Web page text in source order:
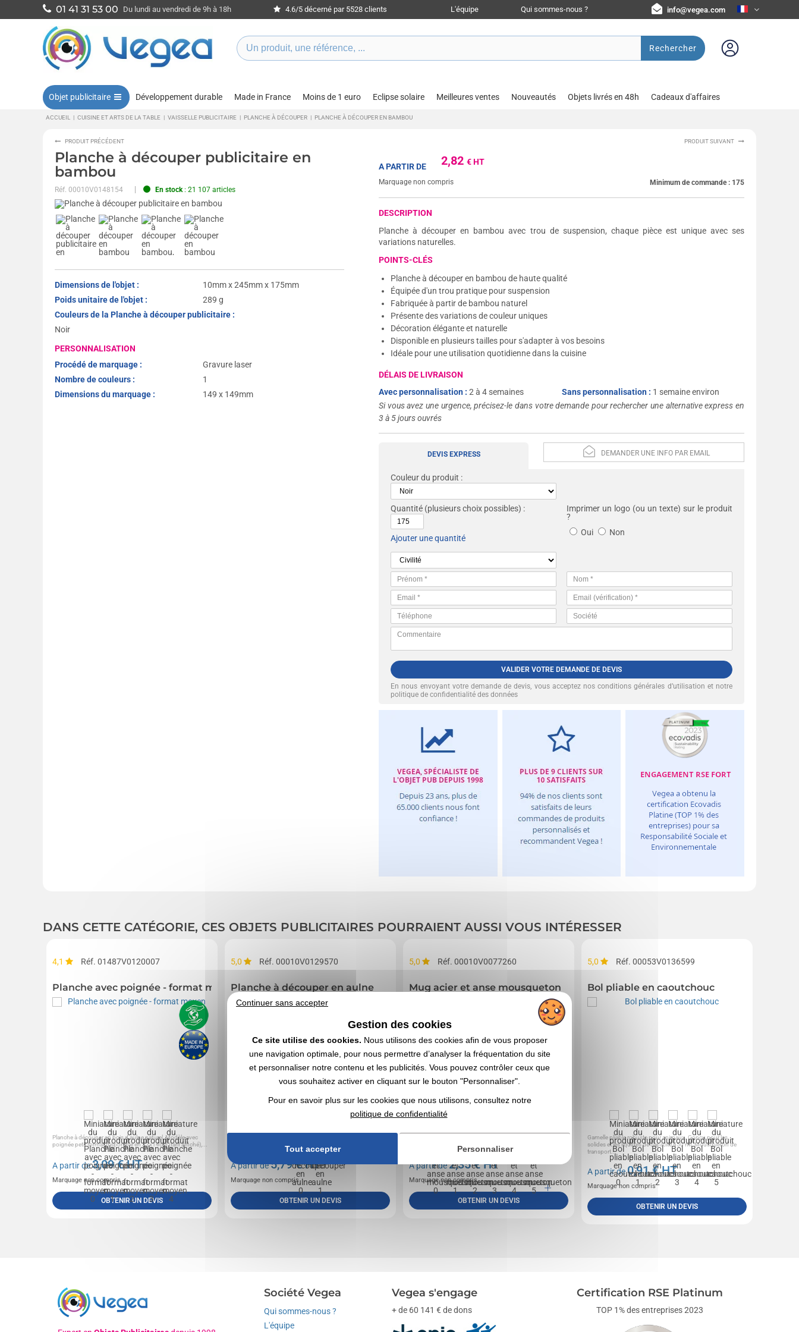
01 41 31 53 00 Du lundi au vendredi de 9h à 18h 4.6/5 décerné par 5528 clients L'équipe Qui sommes-nous ? info@vegea.com
Rechercher
Objet publicitaire Développement durable Made in France Moins de 1 euro Eclipse solaire Meilleures ventes Nouveautés Objets livrés en 48h Cadeaux d'affaires
ACCUEIL | CUISINE ET ARTS DE LA TABLE | VAISSELLE PUBLICITAIRE | PLANCHE À DÉCOUPER | PLANCHE À DÉCOUPER EN BAMBOU
PRODUIT PRÉCÉDENT PRODUIT SUIVANT
Planche à découper publicitaire en
bambou
Réf. 00010V0148154 En stock: 21 107 articles
Dimensions de l'objet :
10mm x 245mm x 175mm
Poids unitaire de l'objet :
289 g
Couleurs de la Planche à découper publicitaire :
Noir
PERSONNALISATION
Procédé de marquage :
Gravure laser
Nombre de couleurs :
1
Dimensions du marquage :
149 x 149mm
2,82€ HT
A PARTIR DE
Marquage non compris Minimum de commande : 175
DESCRIPTION
Planche à découper en bambou avec trou de suspension, chaque pièce est unique avec ses
variations naturelles.
POINTS-CLÉS
Planche à découper en bambou de haute qualité
Équipée d'un trou pratique pour suspension
Fabriquée à partir de bambou naturel
Présente des variations de couleur uniques
Décoration élégante et naturelle
Disponible en plusieurs tailles pour s'adapter à vos besoins
Idéale pour une utilisation quotidienne dans la cuisine
DÉLAIS DE LIVRAISON
Avec personnalisation :2 à 4 semaines Sans personnalisation : 1 semaine environ
Si vous avez une urgence, précisez-le dans votre demande pour rechercher une alternative express en
3 à 5 jours ouvrés
DEMANDER UNE INFO PAR EMAIL
DEVIS EXPRESS
Couleur du produit :
Quantité (plusieurs choix possibles) :
Ajouter une quantité
Imprimer un logo (ou un texte) sur le produit
?
Oui
Non
VALIDER VOTRE DEMANDE DE DEVIS
En nous envoyant votre demande de devis, vous acceptez nosconditions générales d’utilisation et notre
politique de confidentialité des données
DANS CETTE CATÉGORIE, CES OBJETS PUBLICITAIRES POURRAIENT AUSSI VOUS INTÉRESSER
4,1 Réf. 01487V0120007
Planche avec poignée - format moyen
Planche à découper en bois d'aulne naturel, Modèle avec
poignée petit format disponible en 32x14cm (tarif affiché),...
A partir de3,09€ HT
Marquage non compris
OBTENIR UN DEVIS
5,0 Réf. 00010V0129570
Planche à découper en aulne
A partir de5,79€ HT
Marquage non compris
OBTENIR UN DEVIS
5,0 Réf. 00010V0077260
Mug acier et anse mousqueton
A partir de2,35€ HT
Marquage non compris
OBTENIR UN DEVIS
5,0 Réf. 00053V0136599
Bol pliable en caoutchouc
Gamelle pliable robuste pour animaux. Conçu pour les
solides et les liquides de capacité 450 ml. Mousqueton de
transport...
A partir de0,91€ HT
Marquage non compris
OBTENIR UN DEVIS
Société Vegea
Qui sommes-nous ?
L'équipe
Vegea s'engage
+ de 60 141 € de dons
Certification RSE Platinum
TOP 1% des entreprises 2023
Continuer sans accepter
Gestion des cookies
Ce site utilise des cookies. Nous utilisons des cookies afin de vous proposer
une navigation optimale, pour nous permettre d’analyser la fréquentation du site
et personnaliser notre contenu et les publicités. Vous pouvez contrôler ceux que
vous souhaitez activer en cliquant sur le bouton "Personnaliser".
Pour en savoir plus sur les cookies que nous utilisons, consultez notre
politique de confidentialité
Tout accepter Personnaliser